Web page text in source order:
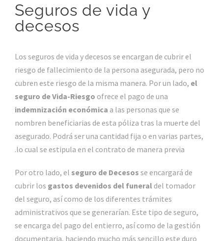
Seguros de vida y
decesos
Los seguros de vida y decesos se encargan de cubrir el
riesgo de fallecimiento de la persona asegurada, pero no
cubren este riesgo de la misma manera. Por un lado, el
seguro de Vida-Riesgo ofrece el pago de una
indemnización económica a las personas que se
nombren beneficiarias de esta póliza tras la muerte del
asegurado. Podrá ser una cantidad fija o en varias partes,
lo cual se estipula en el contrato de manera previa.
Por otro lado, el seguro de Decesos se encargará de
cubrir los gastos devenidos del funeral del tomador
del seguro, así como de los diferentes trámites
administrativos que se generarían. Este tipo de seguro,
se encarga del pago del entierro, así como de la gestión
documentaria, haciendo mucho más sencillo este duro